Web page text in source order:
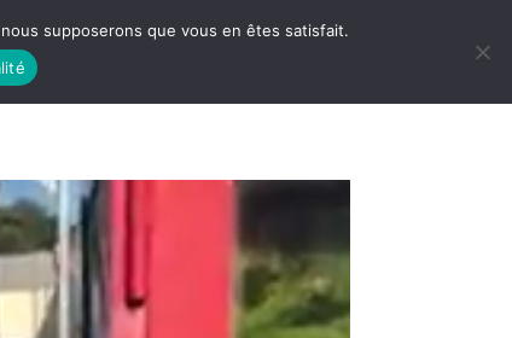
supposerons que vous en êtes satisfait.